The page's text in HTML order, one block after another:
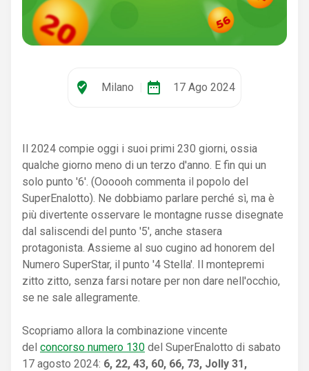
where_to_vote Milano date_range 17 Ago 2024
Il 2024 compie oggi i suoi primi 230 giorni, ossia
qualche giorno meno di un terzo d'anno. E fin qui un
solo punto '6'. (Oooooh commenta il popolo del
SuperEnalotto). Ne dobbiamo parlare perché sì, ma è
più divertente osservare le montagne russe disegnate
dal saliscendi del punto '5', anche stasera
protagonista. Assieme al suo cugino ad honorem del
Numero SuperStar, il punto '4 Stella'. Il montepremi
zitto zitto, senza farsi notare per non dare nell'occhio,
se ne sale allegramente.
Scopriamo allora la combinazione vincente
del concorso numero 130 del SuperEnalotto di sabato
17 agosto 2024: 6, 22, 43, 60, 66, 73, Jolly 31,